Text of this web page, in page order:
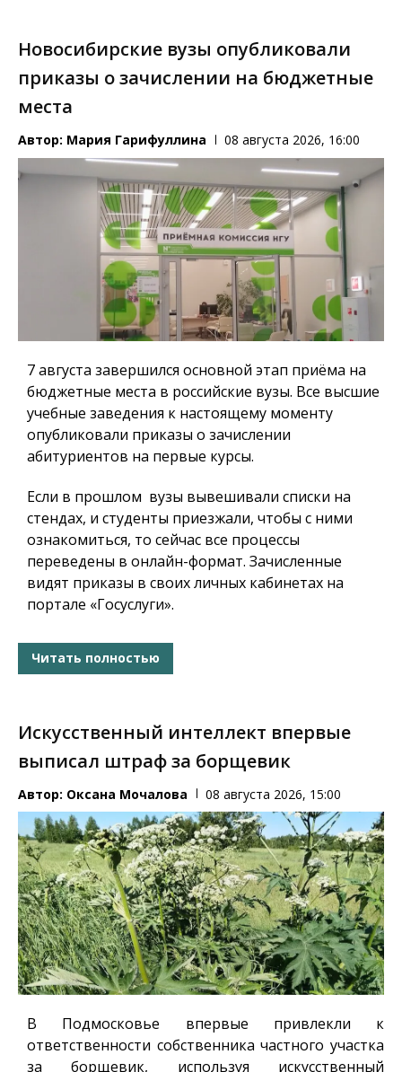
Новосибирские вузы опубликовали
приказы о зачислении на бюджетные
места
Автор: Мария Гарифуллина 08 августа 2026, 16:00
7 августа завершился основной этап приёма на
бюджетные места в российские вузы. Все высшие
учебные заведения к настоящему моменту
опубликовали приказы о зачислении
абитуриентов на первые курсы.
Если в прошлом вузы вывешивали списки на
стендах, и студенты приезжали, чтобы с ними
ознакомиться, то сейчас все процессы
переведены в онлайн-формат. Зачисленные
видят приказы в своих личных кабинетах на
портале «Госуслуги».
Читать полностью
Искусственный интеллект впервые
выписал штраф за борщевик
Автор: Оксана Мочалова 08 августа 2026, 15:00
В Подмосковье впервые привлекли к
ответственности собственника частного участка
за борщевик, используя искусственный